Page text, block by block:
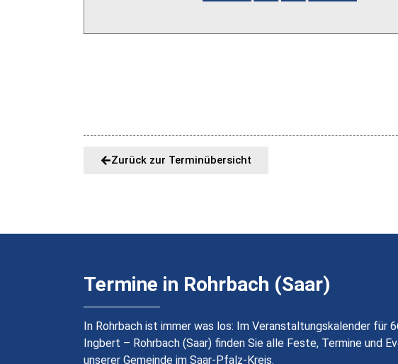
Zurück zur Terminübersicht
Termine in Rohrbach (Saar)
In Rohrbach ist immer was los: Im Veranstaltungskalender für
Ingbert – Rohrbach (Saar) finden Sie alle Feste, Termine und
unserer Gemeinde im Saar-Pfalz-Kreis.